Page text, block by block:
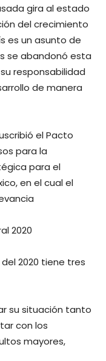
gira al estado
del crecimiento
es un asunto de
se abandonó esta
responsabilidad
de manera
el Pacto
para la
para el
en el cual el
2020
2020 tiene tres
su situación tanto
con los
mayores,